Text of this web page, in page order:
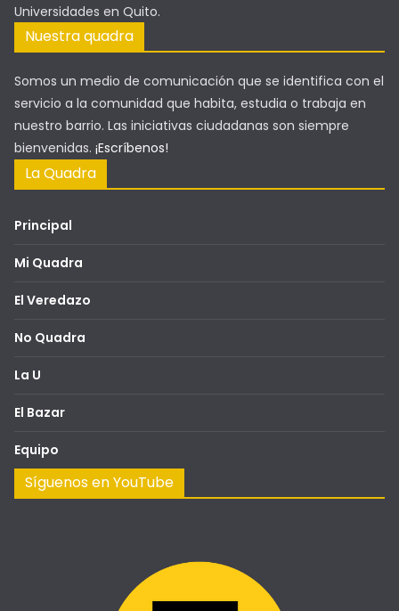
Universidades en Quito.
Nuestra quadra
Somos un medio de comunicación que se identifica con el
servicio a la comunidad que habita, estudia o trabaja en
nuestro barrio. Las iniciativas ciudadanas son siempre
bienvenidas. ¡Escríbenos!
La Quadra
Principal
Mi Quadra
El Veredazo
No Quadra
La U
El Bazar
Equipo
Síguenos en YouTube